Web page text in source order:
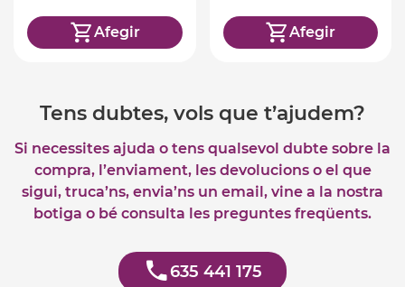
Afegir Afegir
Tens dubtes, vols que t’ajudem?
Si necessites ajuda o tens qualsevol dubte sobre la
compra, l’enviament, les devolucions o el que
sigui, truca’ns, envia’ns un email, vine a la nostra
botiga o bé consulta les preguntes freqüents.
635 441 175